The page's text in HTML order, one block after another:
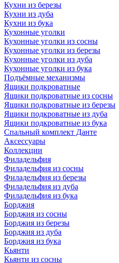
Кухни из березы
Кухни из дуба
Кухни из бука
Кухонные уголки
Кухонные уголки из сосны
Кухонные уголки из березы
Кухонные уголки из дуба
Кухонные уголки из бука
Подъёмные механизмы
Ящики подкроватные
Ящики подкроватные из сосны
Ящики подкроватные из березы
Ящики подкроватные из дуба
Ящики подкроватные из бука
Спальный комплект Данте
Аксессуары
Коллекции
Филадельфия
Филадельфия из сосны
Филадельфия из березы
Филадельфия из дуба
Филадельфия из бука
Борджия
Борджия из сосны
Борджия из березы
Борджия из дуба
Борджия из бука
Кьянти
Кьянти из сосны